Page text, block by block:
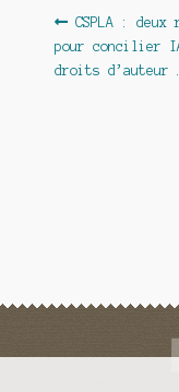
de
Article
précédent :
CSPLA : deux
pour concilier
droits d’auteur …